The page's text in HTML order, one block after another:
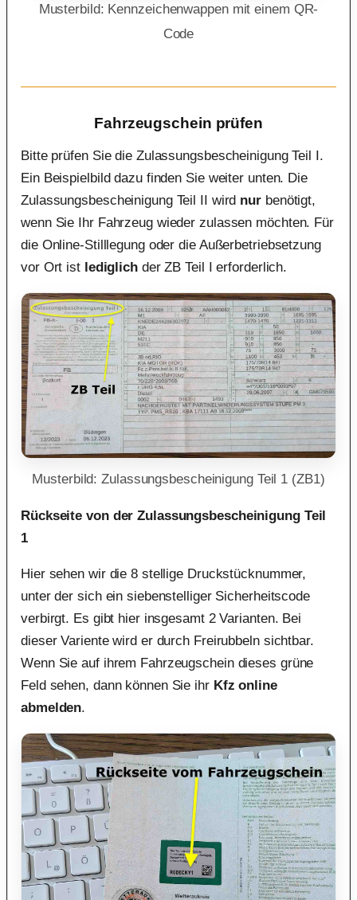
Musterbild: Kennzeichenwappen mit einem QR-
Code
Fahrzeugschein prüfen
Bitte prüfen Sie die Zulassungsbescheinigung Teil I.
Ein Beispielbild dazu finden Sie weiter unten. Die
Zulassungsbescheinigung Teil II wird nur benötigt,
wenn Sie Ihr Fahrzeug wieder zulassen möchten. Für
die Online-Stilllegung oder die Außerbetriebsetzung
vor Ort ist lediglichder ZB Teil I erforderlich.
Musterbild: Zulassungsbescheinigung Teil 1 (ZB1)
Rückseite von der Zulassungsbescheinigung Teil
1
Hier sehen wir die 8 stellige Druckstücknummer,
unter der sich ein siebenstelliger Sicherheitscode
verbirgt. Es gibt hier insgesamt 2 Varianten. Bei
dieser Variente wird er durch Freirubbeln sichtbar.
Wenn Sie auf ihrem Fahrzeugschein dieses grüne
Feld sehen, dann können Sie ihr Kfz online
abmelden.